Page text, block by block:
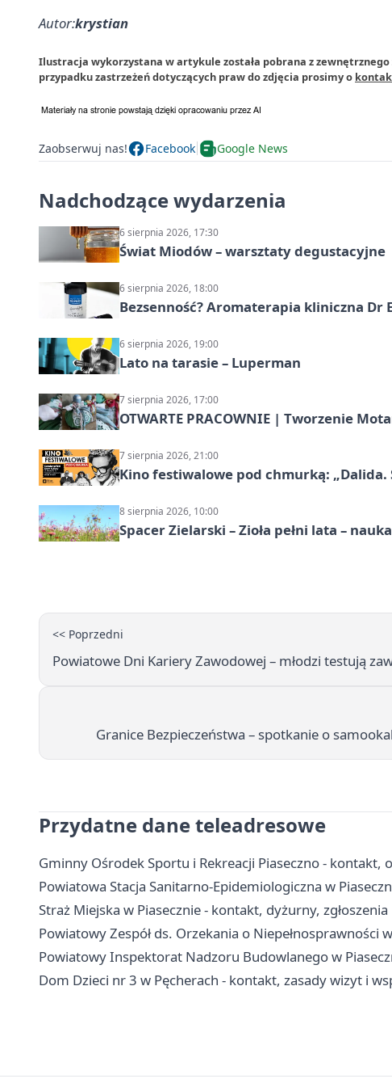
Autor:krystian
Ilustracja wykorzystana w artykule została pobrana z zewnętrznego
przypadku zastrzeżeń dotyczących praw do zdjęcia prosimy o
Zaobserwuj nas! Facebook Google News
Nadchodzące wydarzenia
6 sierpnia 2026, 17:30
Świat Miodów – warsztaty degustacyjne
6 sierpnia 2026, 18:00
Bezsenność? Aromaterapia kliniczna Dr
6 sierpnia 2026, 19:00
Lato na tarasie – Luperman
7 sierpnia 2026, 17:00
OTWARTE PRACOWNIE | Tworzenie
7 sierpnia 2026, 21:00
Kino festiwalowe pod chmurką: „Dalida.
8 sierpnia 2026, 10:00
Spacer Zielarski – Zioła pełni lata –
<< Poprzedni
Powiatowe Dni Kariery Zawodowej – młodzi testują
Granice Bezpieczeństwa – spotkanie o
Przydatne dane teleadresowe
Gminny Ośrodek Sportu i Rekreacji Piaseczno - kontakt,
Powiatowa Stacja Sanitarno-Epidemiologiczna w
Straż Miejska w Piasecznie - kontakt, dyżurny, zgłoszenia
Powiatowy Zespół ds. Orzekania o
Powiatowy Inspektorat Nadzoru Budowlanego w
Dom Dzieci nr 3 w Pęcherach - kontakt, zasady wizyt i